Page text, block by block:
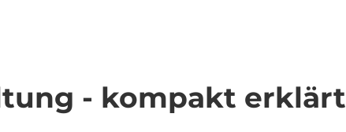
- kompakt erklärt